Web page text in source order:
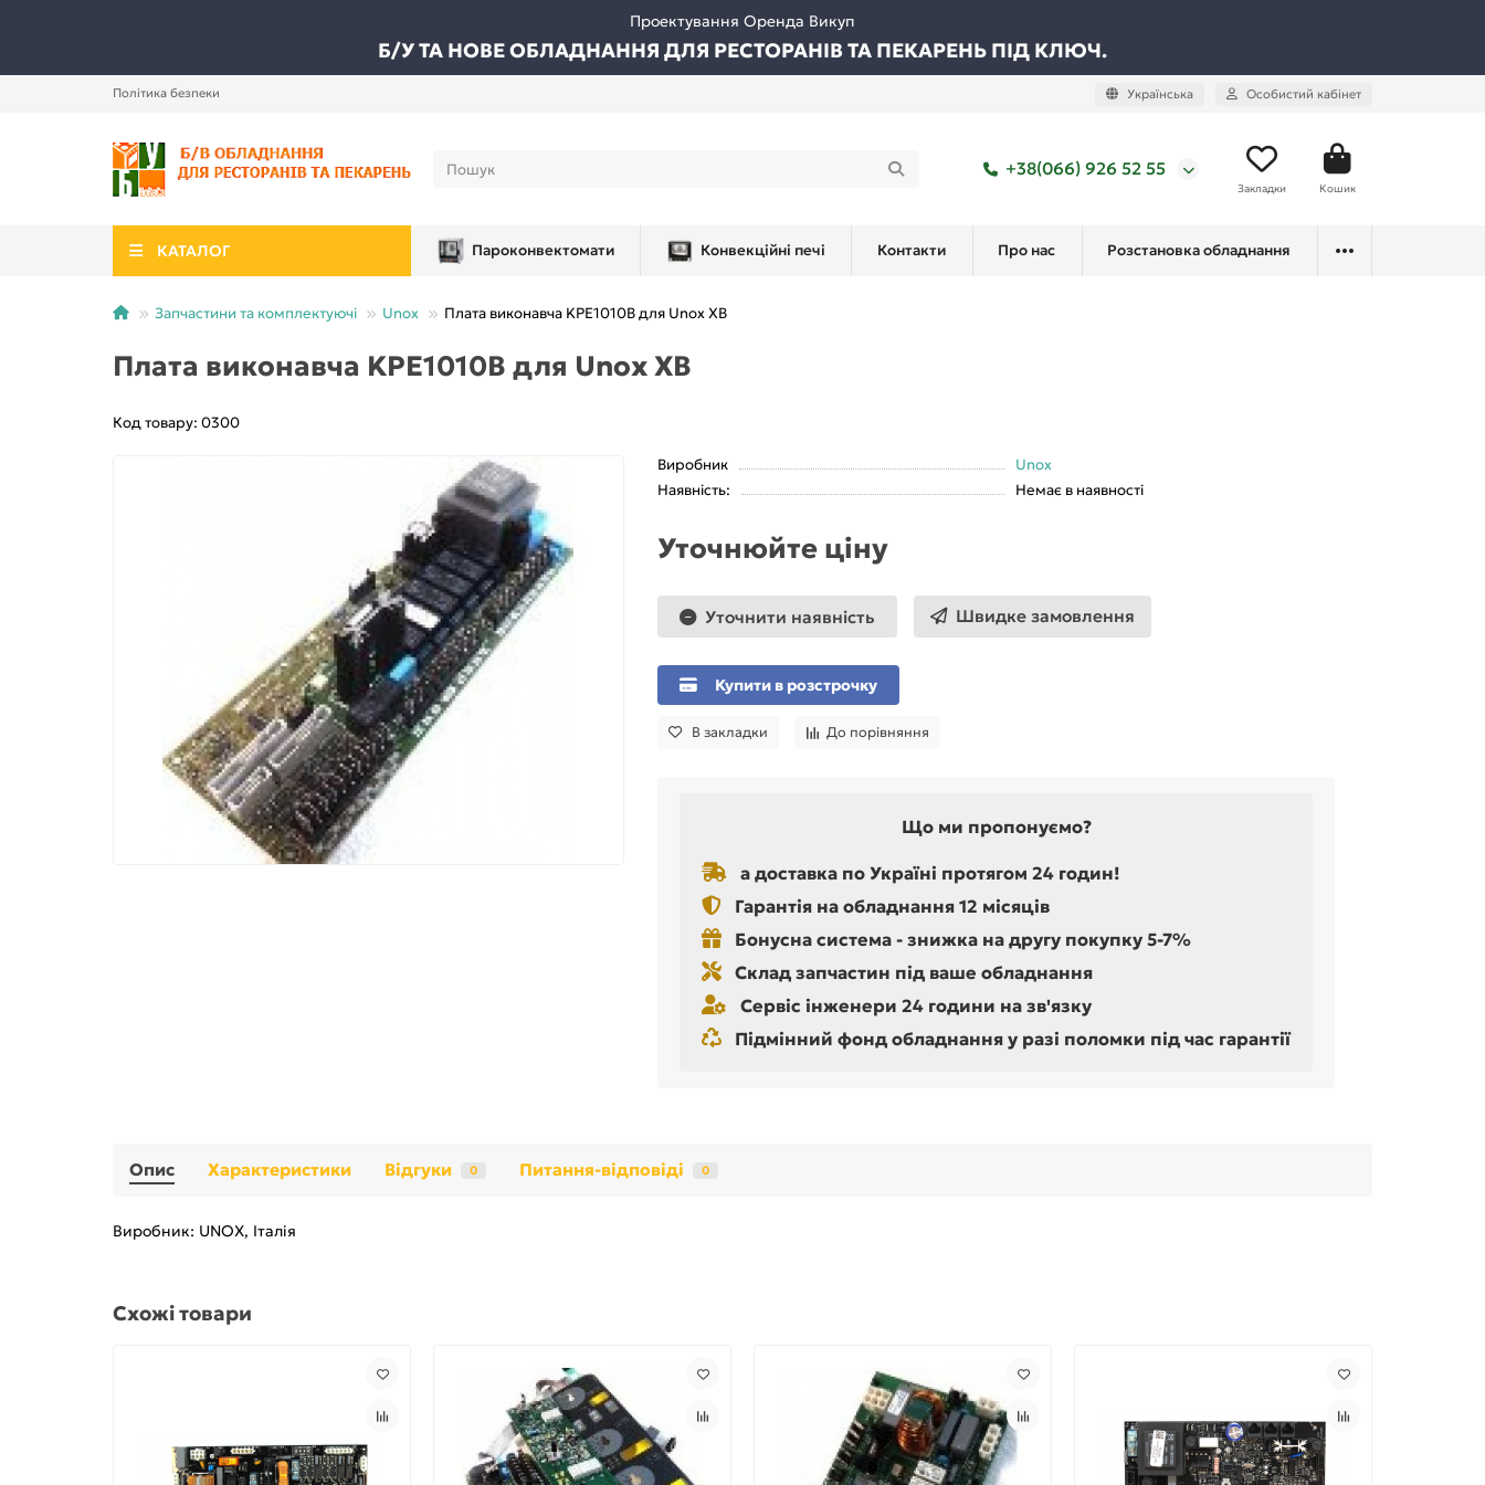
Проектування Оренда Викуп
Б/У ТА НОВЕ ОБЛАДНАННЯ ДЛЯ РЕСТОРАНІВ ТА ПЕКАРЕНЬ ПІД КЛЮЧ.
Політика безпеки Українська Особистий кабінет
+38(066) 926 52 55
Закладки Кошик
КАТАЛОГ Пароконвектомати Конвекційні печі Контакти Про нас Розстановка обладнання
Запчастини та комплектуючі Unox Плата виконавча KPE1010B для Unox XB
Плата виконавча KPE1010B для Unox XB
Код товару: 0300
Виробник
Unox
Наявність:
Немає в наявності
Уточнюйте ціну
Уточнити наявність Швидке замовлення
Купити в розстрочку
В закладки До порівняння
Що ми пропонуємо?
а доставка по Україні протягом 24 годин!
Гарантія на обладнання 12 місяців
Бонусна система - знижка на другу покупку 5-7%
Склад запчастин під ваше обладнання
Сервіс інженери 24 години на зв'язку
Підмінний фонд обладнання у разі поломки під час гарантії
Опис Характеристики Відгуки 0 Питання-відповіді 0
Виробник: UNOX, Італія
Схожі товари